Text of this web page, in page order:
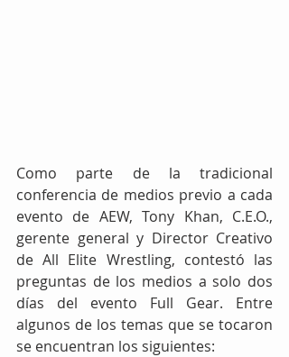
Como parte de la tradicional
conferencia de medios previo a cada
evento de AEW, Tony Khan, C.E.O.,
gerente general y Director Creativo
de All Elite Wrestling, contestó las
preguntas de los medios a solo dos
días del evento Full Gear. Entre
algunos de los temas que se tocaron
se encuentran los siguientes: